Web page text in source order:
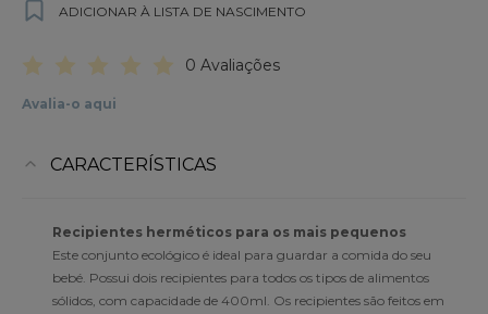
ADICIONAR À LISTA DE NASCIMENTO
0 Avaliações
Avalia-o aqui
CARACTERÍSTICAS
Recipientes herméticos para os mais pequenos
Este conjunto ecológico é ideal para guardar a comida do seu
bebé. Possui dois recipientes para todos os tipos de alimentos
sólidos, com capacidade de 400ml. Os recipientes são feitos em